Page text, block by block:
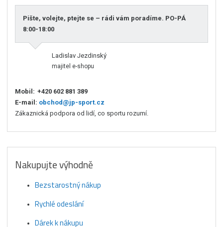
Pište, volejte, ptejte se – rádi vám poradíme. PO-PÁ
8:00-18:00
Ladislav Jezdinský
majitel e-shopu
Mobil: +420 602 881 389
E-mail: obchod@jp-sport.cz
Zákaznická podpora od lidí, co sportu rozumí.
Nakupujte výhodně
Bezstarostný nákup
Rychlé odeslání
Dárek k nákupu